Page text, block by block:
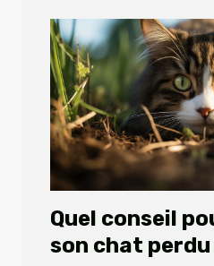
Quel conseil
son chat perdu